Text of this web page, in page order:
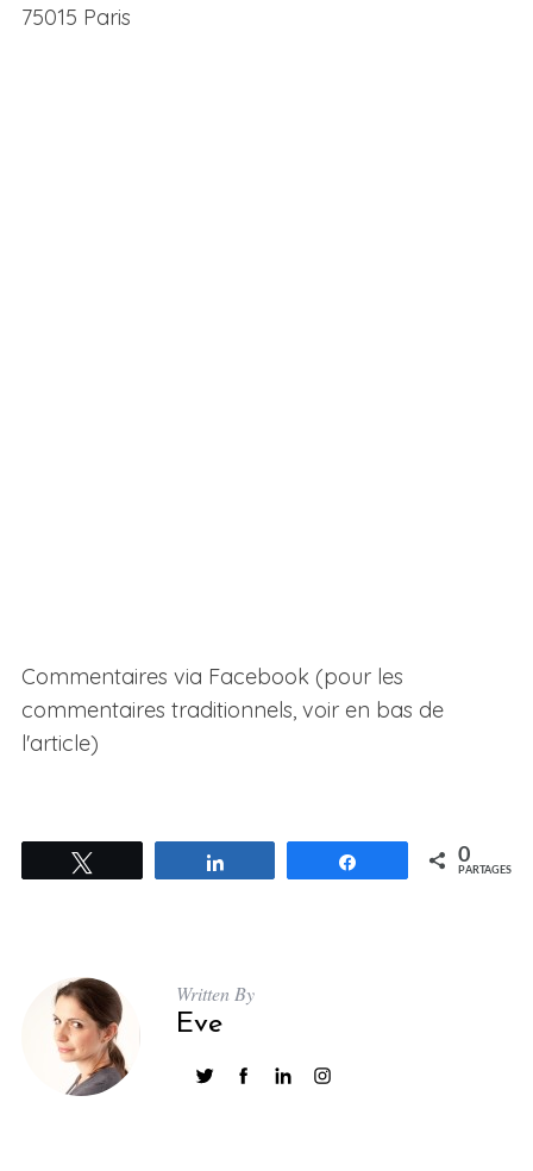
75015 Paris
Commentaires via Facebook (pour les
commentaires traditionnels, voir en bas de
l'article)
Partagez 0
PARTAGES
Written By
Eve